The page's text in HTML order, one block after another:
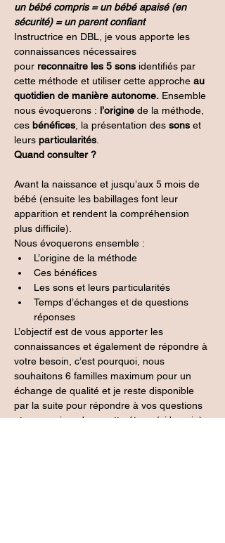
un bébé compris = un bébé apaisé (en
sécurité) = un parent confiant
Instructrice en DBL, je vous apporte les
connaissances nécessaires
pour reconnaitre les 5 sons identifiés par
cette méthode et utiliser cette approche au
quotidien de manière autonome. Ensemble
nous évoquerons : l’origine de la méthode,
ces bénéfices , la présentation des sons et
leurs particularités
Quand consulter ?
Avant la naissance et jusqu’aux 5 mois de
bébé (ensuite les babillages font leur
apparition et rendent la compréhension
plus difficile).
Nous évoquerons ensemble :
L’origine de la méthode
Ces bénéfices
Les sons et leurs particularités
Temps d’échanges et de questions
réponses
L’objectif est de vous apporter les
connaissances et également de répondre à
votre besoin, c’est pourquoi, nous
souhaitons 6 familles maximum pour un
échange de qualité et je reste disponible
par la suite pour répondre à vos questions
et vous suivre dans cette étape (si besoin)